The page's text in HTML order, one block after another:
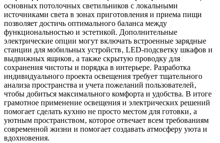
основных потолочных светильников с локальными
источниками света в зонах приготовления и приема пищи
позволяет достичь оптимального баланса между
функциональностью и эстетикой. Дополнительные
электрические опции могут включать встроенные зарядные
станции для мобильных устройств‚ LED-подсветку шкафов и
выдвижных ящиков‚ а также скрытую проводку для
сохранения чистоты и порядка в интерьере. Разработка
индивидуального проекта освещения требует тщательного
анализа пространства и учета пожеланий пользователей‚
чтобы добиться максимального комфорта и удобства. В итоге
грамотное применение освещения и электрических решений
помогает сделать кухню не просто местом для готовки‚ а
уютным пространством‚ которое отвечает всем требованиям
современной жизни и помогает создавать атмосферу уюта и
вдохновения.